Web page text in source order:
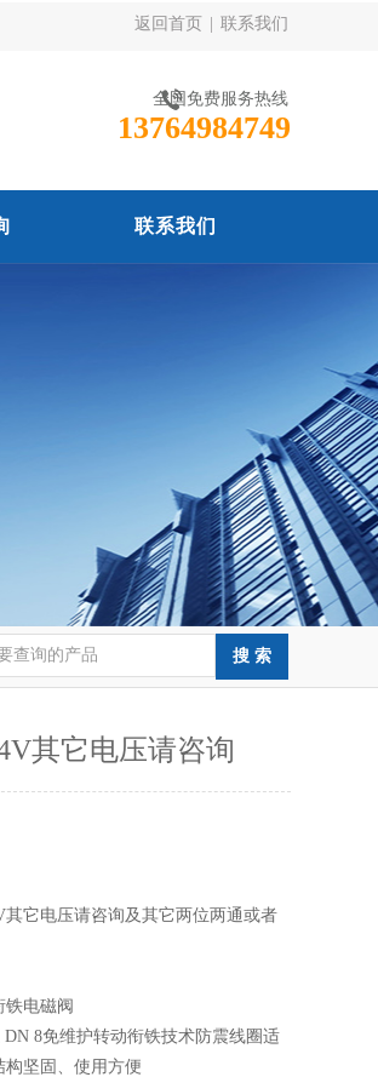
返回首页 联系我们
全国免费服务热线
13764984749
联系我们
其它电压请咨询
其它电压请咨询及其它两位两通或者
铁电磁阀
8免维护转动衔铁技术防震线圈适
坚固、使用方便